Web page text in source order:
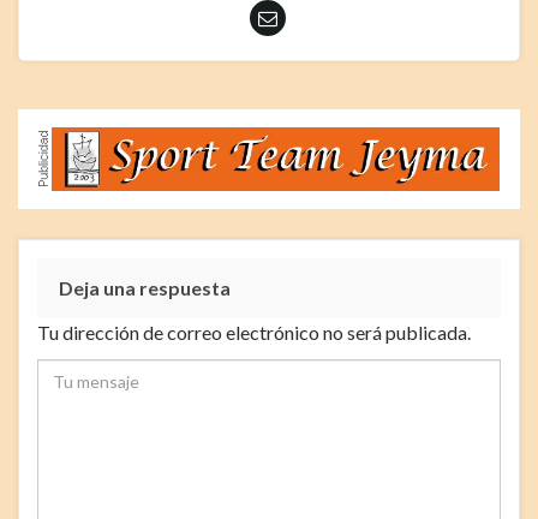
Deja una respuesta
Tu dirección de correo electrónico no será publicada.